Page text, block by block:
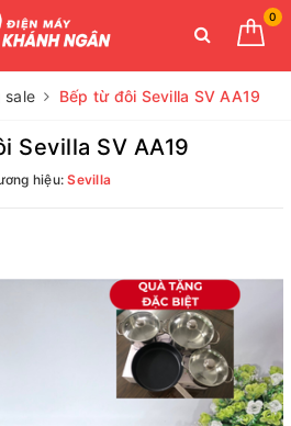
0
sale Bếp từ đôi Sevilla SV AA19
Sevilla SV AA19
hiệu:Sevilla